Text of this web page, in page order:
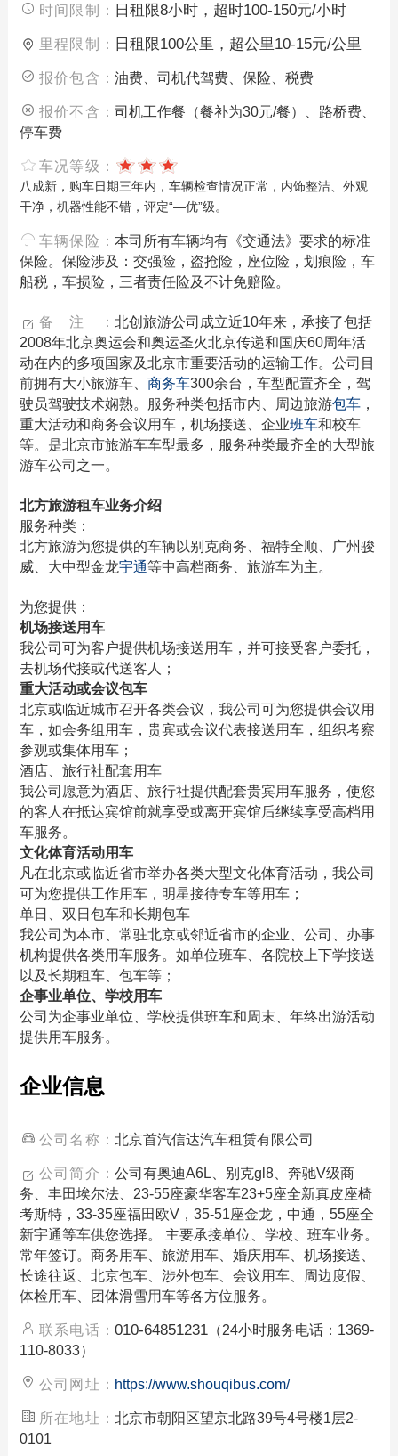
时间限制： 日租限8小时，超时100-150元/小时
里程限制： 日租限100公里，超公里10-15元/公里
报价包含： 油费、司机代驾费、保险、税费
报价不含： 司机工作餐（餐补为30元/餐）、路桥费、
停车费
车况等级：
八成新，购车日期三年内，车辆检查情况正常，内饰整洁、外观
干净，机器性能不错，评定“—优”级。
车辆保险： 本司所有车辆均有《交通法》要求的标准
保险。保险涉及：交强险，盗抢险，座位险，划痕险，车
船税，车损险，三者责任险及不计免赔险。
备注： 北创旅游公司成立近10年来，承接了包括
2008年北京奥运会和奥运圣火北京传递和国庆60周年活
动在内的多项国家及北京市重要活动的运输工作。公司目
前拥有大小旅游车、 商务车300余台，车型配置齐全，驾
驶员驾驶技术娴熟。服务种类包括市内、周边旅游包车，
重大活动和商务会议用车，机场接送、企业班车和校车
等。是北京市旅游车车型最多，服务种类最齐全的大型旅
游车公司之一。
北方旅游租车业务介绍
服务种类：
北方旅游为您提供的车辆以别克商务、福特全顺、广州骏
威、大中型金龙宇通等中高档商务、旅游车为主。
为您提供：
机场接送用车
我公司可为客户提供机场接送用车，并可接受客户委托，
去机场代接或代送客人；
重大活动或会议包车
北京或临近城市召开各类会议，我公司可为您提供会议用
车，如会务组用车，贵宾或会议代表接送用车，组织考察
参观或集体用车；
酒店、旅行社配套用车
我公司愿意为酒店、旅行社提供配套贵宾用车服务，使您
的客人在抵达宾馆前就享受或离开宾馆后继续享受高档用
车服务。
文化体育活动用车
凡在北京或临近省市举办各类大型文化体育活动，我公司
可为您提供工作用车，明星接待专车等用车；
单日、双日包车和长期包车
我公司为本市、常驻北京或邻近省市的企业、公司、办事
机构提供各类用车服务。如单位班车、各院校上下学接送
以及长期租车、包车等；
企事业单位、学校用车
公司为企事业单位、学校提供班车和周末、年终出游活动
提供用车服务。
企业信息
公司名称： 北京首汽信达汽车租赁有限公司
公司简介： 公司有奥迪A6L、别克gl8、奔驰V级商
务、丰田埃尔法、23-55座豪华客车23+5座全新真皮座椅
考斯特，33-35座福田欧V，35-51座金龙，中通，55座全
新宇通等车供您选择。 主要承接单位、学校、班车业务。
常年签订。商务用车、旅游用车、婚庆用车、机场接送、
长途往返、北京包车、涉外包车、会议用车、周边度假、
体检用车、团体滑雪用车等各方位服务。
联系电话： 010-64851231（24小时服务电话：1369-
110-8033）
公司网址： https://www.shouqibus.com/
所在地址： 北京市朝阳区望京北路39号4号楼1层2-
0101